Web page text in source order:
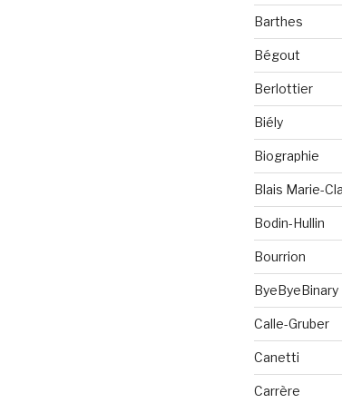
Barthes
Bégout
Berlottier
Biély
Biographie
Blais Marie-
Bodin-Hullin
Bourrion
ByeByeBinary
Calle-Gruber
Canetti
Carrère